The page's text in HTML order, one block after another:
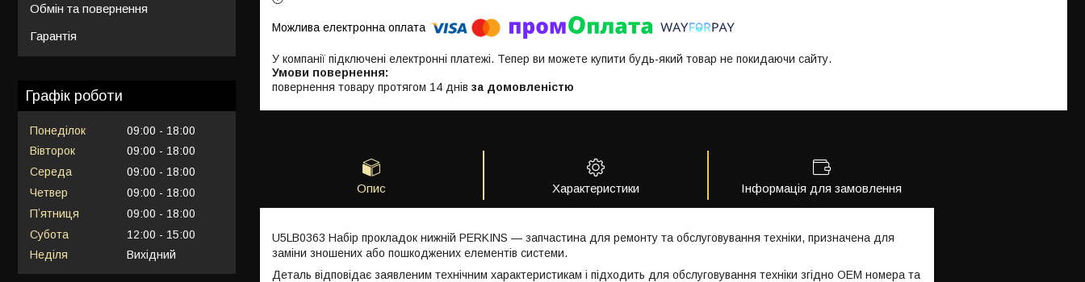
У компанії підключені електронні платежі. Тепер ви можете купити будь-який товар не покидаючи сайту.
повернення товару протягом 14 днів за домовленістю
Опис Характеристики Інформація для замовлення
U5LB0363 Набір прокладок нижній PERKINS — запчастина для ремонту та обслуговування техніки, призначена для
заміни зношених або пошкоджених елементів системи.
Деталь відповідає заявленим технічним характеристикам і підходить для обслуговування техніки згідно OEM номера та
Обмін та повернення
Гарантія
Графік роботи
Понеділок 09:00
18:00
Вівторок
09:00
18:00
Середа
09:00
18:00
Четвер
09:00
18:00
Пʼятниця
09:00
18:00
Субота
12:00
15:00
Неділя
Вихідний